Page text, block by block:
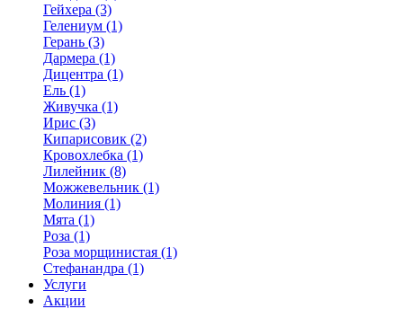
Гейхера (3)
Гелениум (1)
Герань (3)
Дармера (1)
Дицентра (1)
Ель (1)
Живучка (1)
Ирис (3)
Кипарисовик (2)
Кровохлебка (1)
Лилейник (8)
Можжевельник (1)
Молиния (1)
Мята (1)
Роза (1)
Роза морщинистая (1)
Стефанандра (1)
Услуги
Акции